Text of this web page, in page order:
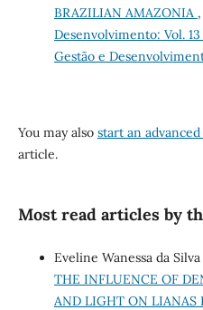
BRAZILIAN AMAZONIA ,
Desenvolvimento: Vol.
Gestão e
You may also start an
article.
Most read articles by
Eveline Wanessa da
THE INFLUENCE OF
AND LIGHT ON LIANAS